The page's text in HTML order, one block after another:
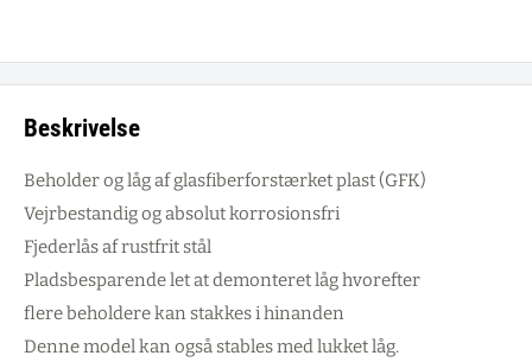
Beskrivelse
Beholder og låg af glasfiberforstærket plast (GFK)
Vejrbestandig og absolut korrosionsfri
Fjederlås af rustfrit stål
Pladsbesparende let at demonteret låg hvorefter
flere beholdere kan stakkes i hinanden
Denne model kan også stables med lukket låg.